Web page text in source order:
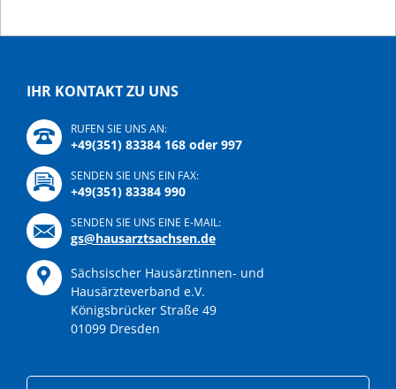
IHR KONTAKT ZU UNS
RUFEN SIE UNS AN:
+49(351) 83384 168 oder 997
SENDEN SIE UNS EIN FAX:
+49(351) 83384 990
SENDEN SIE UNS EINE E-MAIL:
gs@hausarztsachsen.de
Sächsischer Hausärztinnen- und
Hausärzteverband e.V.
Königsbrücker Straße 49
01099 Dresden